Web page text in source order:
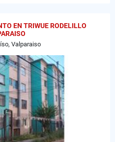
EN TRIWUE RODELILLO
Valparaiso